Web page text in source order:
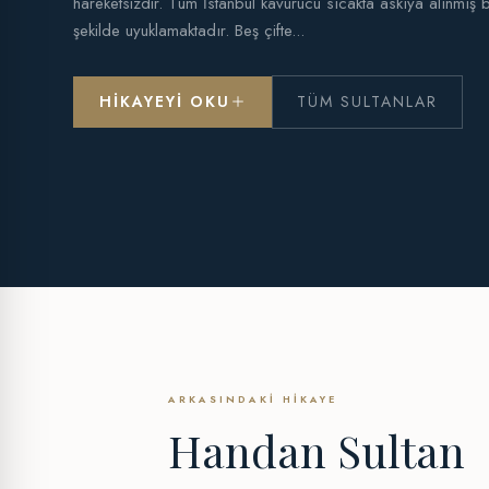
şekilde uyuklamaktadır. Beş çifte...
HIKAYEYI OKU TÜM SULTANLAR
ARKASINDAKI HIKAYE
Handan Sultan